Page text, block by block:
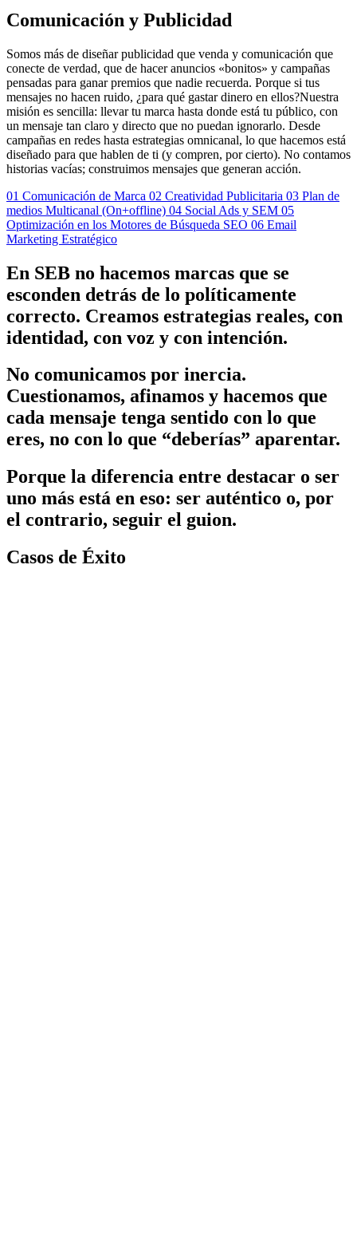
Comunicación y Publicidad
Somos más de diseñar publicidad que venda y comunicación que
conecte de verdad, que de hacer anuncios «bonitos» y campañas
pensadas para ganar premios que nadie recuerda. Porque si tus
mensajes no hacen ruido, ¿para qué gastar dinero en ellos?Nuestra
misión es sencilla: llevar tu marca hasta donde está tu público, con
un mensaje tan claro y directo que no puedan ignorarlo. Desde
campañas en redes hasta estrategias omnicanal, lo que hacemos está
diseñado para que hablen de ti (y compren, por cierto). No contamos
historias vacías; construimos mensajes que generan acción.
01 Comunicación de Marca 02 Creatividad Publicitaria 03 Plan de
medios Multicanal (On+offline) 04 Social Ads y SEM 05
Optimización en los Motores de Búsqueda SEO 06 Email
Marketing Estratégico
En SEB no hacemos marcas que se
esconden detrás de lo políticamente
correcto. Creamos estrategias reales, con
identidad, con voz y con intención.
No comunicamos por inercia.
Cuestionamos, afinamos y hacemos que
cada mensaje tenga sentido con lo que
eres, no con lo que “deberías” aparentar.
Porque la diferencia entre destacar o ser
uno más está en eso: ser auténtico o, por
el contrario, seguir el guion.
Casos de Éxito